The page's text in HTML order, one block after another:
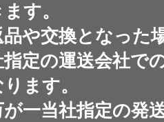
ます。
品や交換となった
指定の運送会社で
ます。
が一当社指定の発